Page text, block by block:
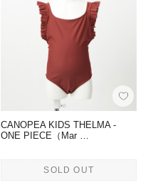
CANOPEA KIDS THELMA -
ONE PIECE（Mar …
SOLD OUT